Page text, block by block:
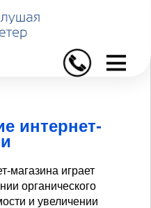
I
интернет-
магазина играет
органического
и увеличении